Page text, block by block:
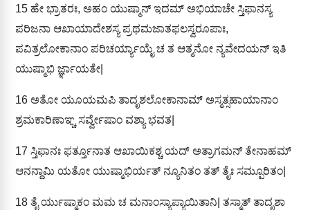
15 ಹೇ ಭ್ರಾತರಃ, ಅಹಂ ಯುಷ್ಮಾನ್ ಇದಮ್ ಅಭಿಯಾಚೇ ಸ್ತಿಫಾನಸ್ಯ
ಪರಿಜನಾ ಆಖಾಯಾದೇಶಸ್ಯ ಪ್ರಥಮಜಾತಫಲಸ್ವರೂಪಾಃ,
ಪವಿತ್ರಲೋಕಾನಾಂ ಪರಿಚರ್ಯ್ಯಾಯೈ ಚ ತ ಆತ್ಮನೋ ನ್ಯವೇದಯನ್ ಇತಿ
ಯುಷ್ಮಾಭಿ ರ್ಜ್ಞಾಯತೇ|
16 ಅತೋ ಯೂಯಮಪಿ ತಾದೃಶಲೋಕಾನಾಮ್ ಅಸ್ಮತ್ಸಹಾಯಾನಾಂ
ಶ್ರಮಕಾರಿಣಾಞ್ಚ ಸರ್ವ್ವೇಷಾಂ ವಶ್ಯಾ ಭವತ|
17 ಸ್ತಿಫಾನಃ ಫರ್ತ್ತೂನಾತ ಆಖಾಯಿಕಶ್ಚ ಯದ್ ಅತ್ರಾಗಮನ್ ತೇನಾಹಮ್
ಆನನ್ದಾಮಿ ಯತೋ ಯುಷ್ಮಾಭಿರ್ಯತ್ ನ್ಯೂನಿತಂ ತತ್ ತೈಃ ಸಮ್ಪೂರಿತಂ|
18 ತೈ ರ್ಯುಷ್ಮಾಕಂ ಮಮ ಚ ಮನಾಂಸ್ಯಾಪ್ಯಾಯಿತಾನಿ| ತಸ್ಮಾತ್ ತಾದೃಶಾ